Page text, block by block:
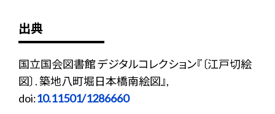
出典
国立国会図書館 デジタルコレクション『〔江戸切絵
図〕. 築地八町堀日本橋南絵図』,
doi:10.11501/1286660